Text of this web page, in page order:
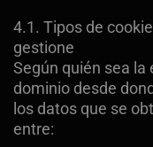
4.1. Tipos de
gestione
Según quién sea
dominio desde
los datos que se
entre: